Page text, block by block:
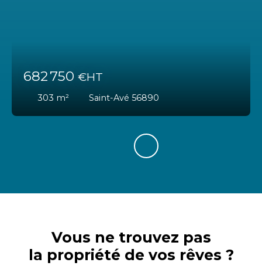
682 750 €HT
303 m² Saint-Avé 56890
Vous ne trouvez pas
la propriété de vos rêves ?